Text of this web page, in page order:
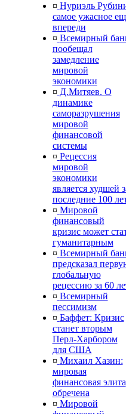
¤ Нуриэль
самое ужасное
впереди
¤ Всемирный
пообещал
замедление
мировой
экономики
¤ Д.Митяев. О
динамике
саморазрушения
мировой
финансовой
системы
¤ Рецессия
мировой
экономики
является худшей
последние 100
¤ Мировой
финансовый
кризис может
гуманитарным
¤ Всемирный
предсказал
глобальную
рецессию за 60
¤ Всемирный
пессимизм
¤ Баффет: Кризис
станет вторым
Перл-Харбором
для США
¤ Михаил Хазин:
мировая
финансовая элита
обречена
¤ Мировой